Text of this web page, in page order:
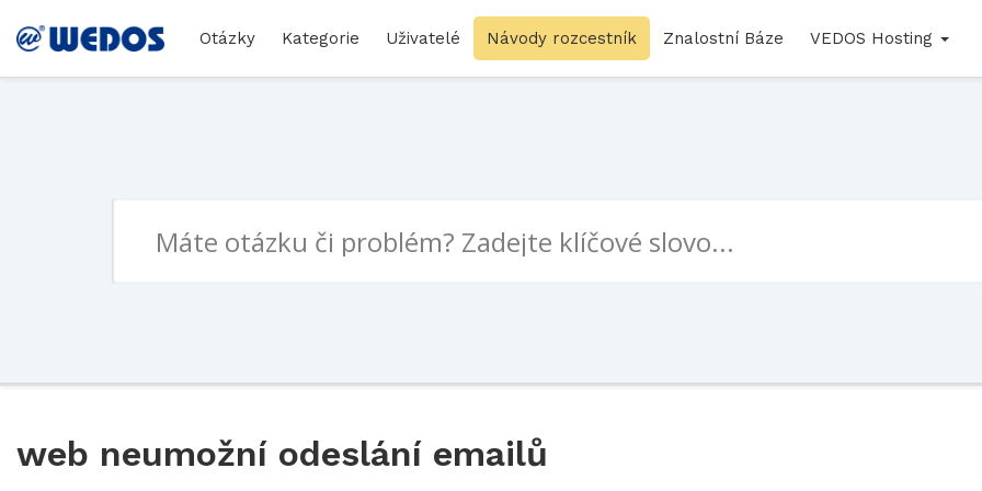
Otázky Kategorie Uživatelé Návody rozcestník Znalostní Báze VEDOS Hosting
web neumožní odeslání emailů